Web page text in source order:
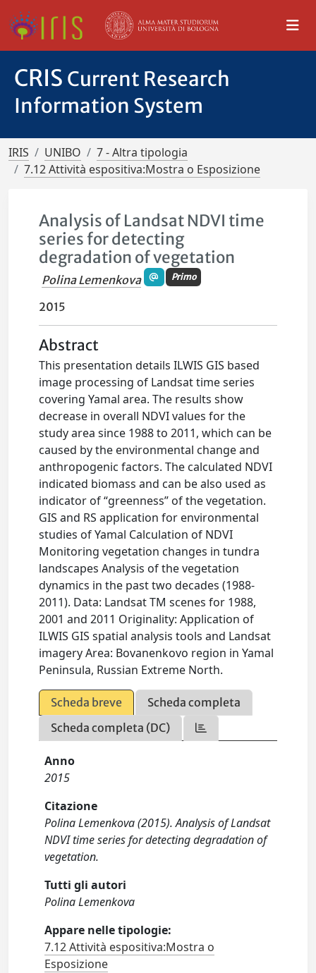
CRIS Current Research
Information System
IRIS UNIBO
7 - Altra tipologia
7.12 Attività espositiva:Mostra o Esposizione
Analysis of Landsat NDVI time
series for detecting
degradation of vegetation
Polina Lemenkova Primo
2015
Abstract
This presentation details ILWIS GIS based
image processing of Landsat time series
covering Yamal area. The results show
decrease in overall NDVI values for the
study area since 1988 to 2011, which can be
caused by the environmental change and
anthropogenic factors. The calculated NDVI
indicated biomass and can be also used as
indicator of “greenness” of the vegetation.
GIS and RS application for environmental
studies of Yamal Calculation of NDVI
Monitoring vegetation changes in tundra
landscapes Analysis of the vegetation
dynamics in the past two decades (1988-
2011). Data: Landsat TM scenes for 1988,
2001 and 2011 Originality: Application of
ILWIS GIS spatial analysis tools and Landsat
imagery Area: Bovanenkovo region in Yamal
Peninsula, Russian Extreme North.
Scheda breve
Scheda completa
Scheda completa (DC)
Anno
2015
Citazione
Polina Lemenkova (2015). Analysis of Landsat
NDVI time series for detecting degradation of
vegetation.
Tutti gli autori
Polina Lemenkova
Appare nelle tipologie:
7.12 Attività espositiva:Mostra o
Esposizione